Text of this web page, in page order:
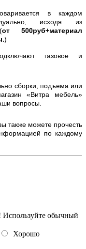
в каждом
исходя из
от 500руб+материал
)
газовое и
сборки, подъема или
«Витра мебель»
вопросы.
также можете прочесть
по каждому
Используйте обычный
Хорошо